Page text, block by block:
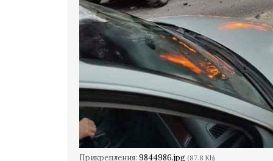
Прикрепления: 9844986.jpg (87.8 Kb)